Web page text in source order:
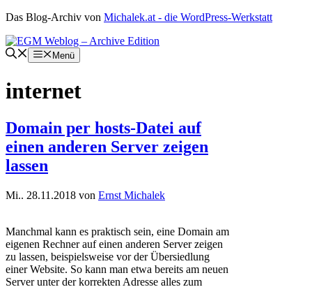
Zum
springen
Das Blog-Archiv von Michalek.at - die WordPress-Werkstatt
Menü
internet
Domain per hosts-Datei auf
einen anderen Server zeigen
lassen
Mi.. 28.11.2018 von Ernst Michalek
Manchmal kann es praktisch sein, eine Domain am
eigenen Rechner auf einen anderen Server zeigen
zu lassen, beispielsweise vor der Übersiedlung
einer Website. So kann man etwa bereits am neuen
Server unter der korrekten Adresse alles zum